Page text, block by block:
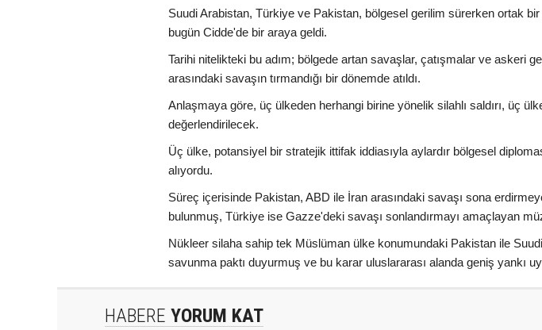
Suudi Arabistan, Türkiye ve Pakistan, bölgesel gerilim sürerken ortak
bugün Cidde'de bir araya geldi.
Tarihi nitelikteki bu adım; bölgede artan savaşlar, çatışmalar ve askeri
arasındaki savaşın tırmandığı bir dönemde atıldı.
Anlaşmaya göre, üç ülkeden herhangi birine yönelik silahlı saldırı, üç
değerlendirilecek.
Üç ülke, potansiyel bir stratejik ittifak iddiasıyla aylardır bölgesel
alıyordu.
Süreç içerisinde Pakistan, ABD ile İran arasındaki savaşı sona
bulunmuş, Türkiye ise Gazze'deki savaşı sonlandırmayı amaçlayan
Nükleer silaha sahip tek Müslüman ülke konumundaki Pakistan ile
savunma paktı duyurmuş ve bu karar uluslararası alanda geniş yankı
HABERE YORUM KAT